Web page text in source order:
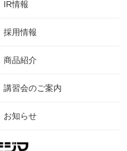
IR情報
採用情報
商品紹介
講習会のご案内
お知らせ